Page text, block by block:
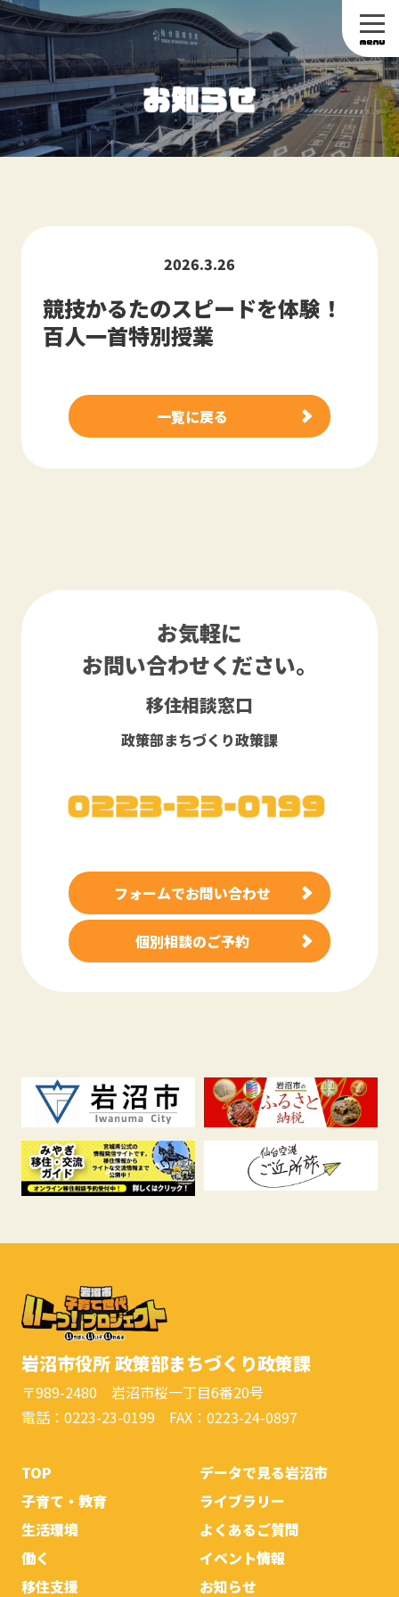
2026.3.26
競技かるたのスピードを体験！
百人一首特別授業
一覧に戻る
お気軽に
お問い合わせください。
移住相談窓口
政策部まちづくり政策課
フォームでお問い合わせ
個別相談のご予約
岩沼市役所 政策部まちづくり政策課
〒989-2480 岩沼市桜一丁目6番20号
電話：0223-23-0199 FAX：0223-24-0897
TOP
子育て・教育
生活環境
働く
移住支援
データで見る岩沼市
ライブラリー
よくあるご質問
イベント情報
お知らせ